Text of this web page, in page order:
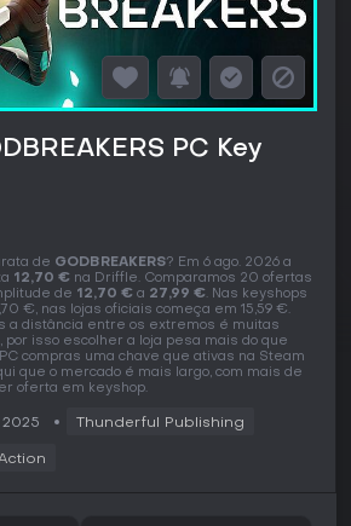
PC Key
de GODBREAKERS? Em 6 ago. 2026 a
12,70 € na Driffle. Comparamos 20 ofertas
de 12,70 € a 27,99 €. Nas keyshops
€, nas lojas oficiais começa em 15,59 €.
a distância entre os extremos é muitas
isso escolher a loja pesa mais do que
compras uma chave que ativas na Steam
que o mercado é mais largo, com mais de
oferta em keyshop.
Thunderful Publishing